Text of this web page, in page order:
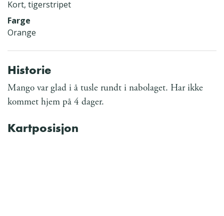
Kort, tigerstripet
Farge
Orange
Historie
Mango var glad i å tusle rundt i nabolaget. Har ikke
kommet hjem på 4 dager.
Kartposisjon